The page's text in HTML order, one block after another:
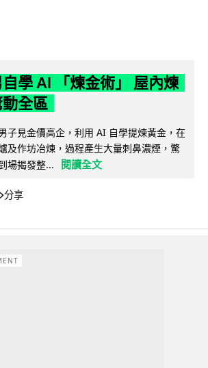
學 AI 「煉金術」 屋內煉
全區
子見金價高企，利用 AI 自學提煉黃金，在
及作坊冶煉，過程產生大量刺鼻濃煙，驚
場揭發整...
閱讀全文
分享